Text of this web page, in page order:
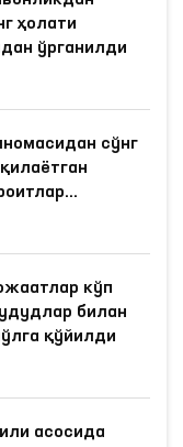
ҳолати
ўрганилди
сўнг
кўп
билан
қўйилди
асосида